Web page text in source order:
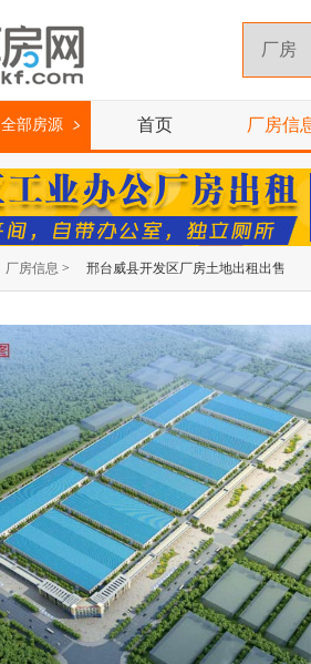
全部房源 首页 厂房信
厂房信息 > 邢台威县开发区厂房土地出租出售